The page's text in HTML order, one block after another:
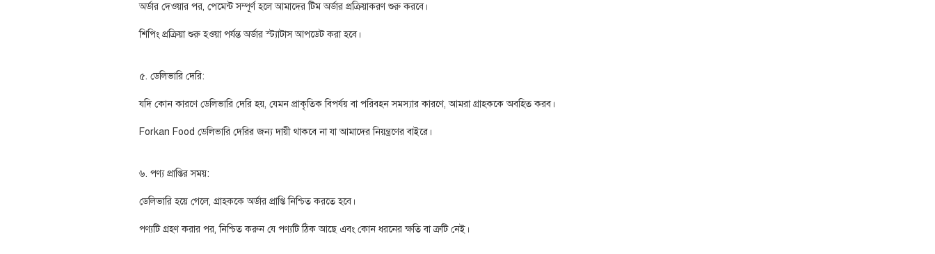
অর্ডার দেওয়ার পর, পেমেন্ট সম্পূর্ণ হলে আমাদের টিম অর্ডার প্রক্রিয়াকরণ শুরু করবে।
শিপিং প্রক্রিয়া শুরু হওয়া পর্যন্ত অর্ডার স্ট্যাটাস আপডেট করা হবে।
৫. ডেলিভারি দেরি:
যদি কোন কারণে ডেলিভারি দেরি হয়, যেমন প্রাকৃতিক বিপর্যয় বা পরিবহন সমস্যার কারণে, আমরা গ্রাহককে অবহিত করব।
Forkan Food ডেলিভারি দেরির জন্য দায়ী থাকবে না যা আমাদের নিয়ন্ত্রণের বাইরে।
৬. পণ্য প্রাপ্তির সময়:
ডেলিভারি হয়ে গেলে, গ্রাহককে অর্ডার প্রাপ্তি নিশ্চিত করতে হবে।
পণ্যটি গ্রহণ করার পর, নিশ্চিত করুন যে পণ্যটি ঠিক আছে এবং কোন ধরনের ক্ষতি বা ত্রুটি নেই।